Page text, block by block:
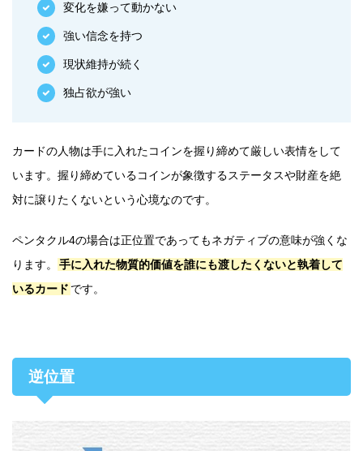
変化を嫌って動かない
強い信念を持つ
現状維持が続く
独占欲が強い
カードの人物は手に入れたコインを握り締めて厳しい表情をして
います。握り締めているコインが象徴するステータスや財産を絶
対に譲りたくないという心境なのです。
ペンタクル4の場合は正位置であってもネガティブの意味が強くな
ります。
手に入れた物質的価値を誰にも渡したくないと執着して
いるカード です。
逆位置